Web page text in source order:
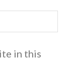
in this